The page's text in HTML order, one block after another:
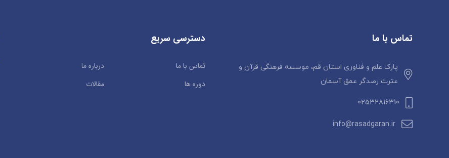
تماس با ما
پارک علم و فناوری استان قم، موسسه فرهنگی قرآن و
عترت رصدگر عمق آسمان
02532816310
info@rasadgaran.ir
دسترسی سریع
تماس با ما
درباره ما
دوره ها
مقالات